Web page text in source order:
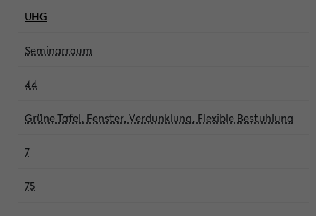
UHG
Seminarraum
44
Grüne Tafel, Fenster, Verdunklung, Flexible Bestuhlung
7
75